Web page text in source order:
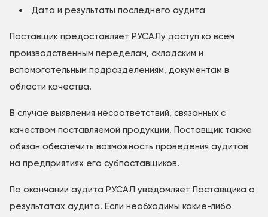
Дата и результаты последнего аудита
Поставщик предоставляет РУСАЛу доступ ко всем
производственным переделам, складским и
вспомогательным подразделениям, документам в
области качества.
В случае выявления несоответствий, связанных с
качеством поставляемой продукции, Поставщик также
обязан обеспечить возможность проведения аудитов
на предприятиях его субпоставщиков.
По окончании аудита РУСАЛ уведомляет Поставщика о
результатах аудита. Если необходимы какие-либо